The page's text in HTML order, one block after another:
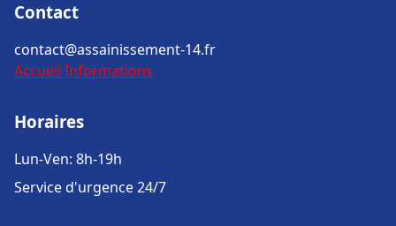
Contact
contact@assainissement-14.fr
Accueil Informations
Horaires
Lun-Ven: 8h-19h
Service d'urgence 24/7